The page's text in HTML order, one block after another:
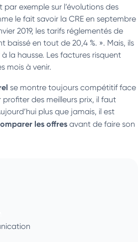
exemple sur l’évolutions des
le fait savoir la CRE en septembre
2019, les tarifs réglementés de
baissé en tout de 20,4 %. ». Mais, ils
la hausse. Les factures risquent
mois à venir.
se montre toujours compétitif face
des meilleurs prix, il faut
plus que jamais, il est
les offres avant de faire son